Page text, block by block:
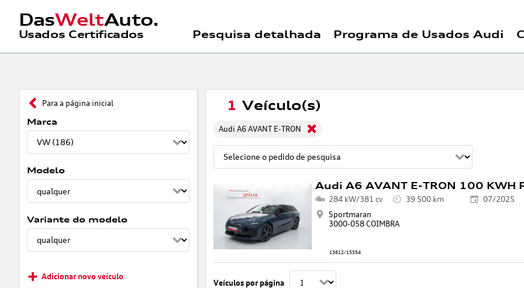
DasWeltAuto.
Usados Certificados Pesquisa detalhada Programa de Usados Audi
Para a página inicial
Marca
Modelo
Variante do modelo
Adicionar novo veículo
1 Veículo(s)
Audi A6 AVANT E-TRON
Audi A6 AVANT E-TRON 100 KWH
284 kW/381 cv 39 500 km
07/2025
Sportmaran
3000-058 COIMBRA
13612/15354
Veículos por página